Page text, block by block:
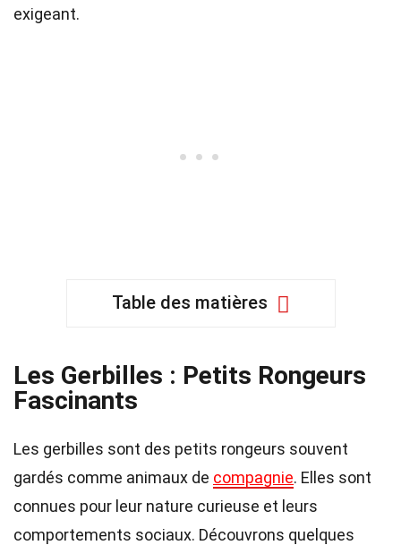
exigeant.
Table des matières
Les Gerbilles : Petits Rongeurs
Fascinants
Les gerbilles sont des petits rongeurs souvent
gardés comme animaux de compagnie. Elles sont
connues pour leur nature curieuse et leurs
comportements sociaux. Découvrons quelques